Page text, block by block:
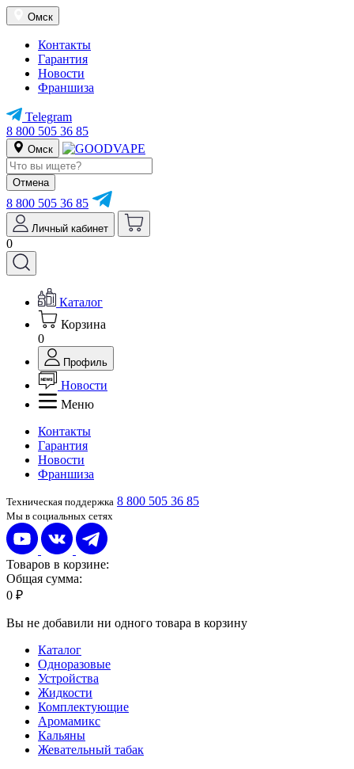
Омск
Контакты
Гарантия
Новости
Франшиза
Telegram
8 800 505 36 85
Омск
Отмена
8 800 505 36 85
Личный кабинет
0
Каталог
Корзина
0
Профиль
Новости
Меню
Контакты
Гарантия
Новости
Франшиза
Техническая поддержка 8 800 505 36 85
Мы в социальных сетях
Товаров в корзине:
Общая сумма:
0 ₽
Вы не добавили ни одного товара в корзину
Каталог
Одноразовые
Устройства
Жидкости
Комплектующие
Аромамикс
Кальяны
Жевательный табак